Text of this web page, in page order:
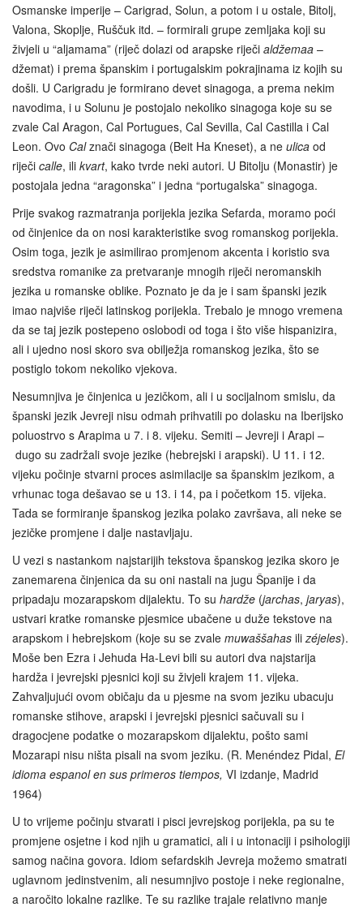
Osmanske imperije – Carigrad, Solun, a potom i u ostale, Bitolj,
Valona, Skoplje, Ruščuk itd. – formirali grupe zemljaka koji su
živjeli u “aljamama” (riječ dolazi od arapske riječi aldžemaa –
džemat) i prema španskim i portugalskim pokrajinama iz kojih su
došli. U Carigradu je formirano devet sinagoga, a prema nekim
navodima, i u Solunu je postojalo nekoliko sinagoga koje su se
zvale Cal Aragon, Cal Portugues, Cal Sevilla, Cal Castilla i Cal
Leon. Ovo Calznači sinagoga (Beit Ha Kneset), a ne ulica od
riječi calle, ili kvart, kako tvrde neki autori. U Bitolju (Monastir) je
postojala jedna “aragonska” i jedna “portugalska” sinagoga.
Prije svakog razmatranja porijekla jezika Sefarda, moramo poći
od činjenice da on nosi karakteristike svog romanskog porijekla.
Osim toga, jezik je asimilirao promjenom akcenta i koristio sva
sredstva romanike za pretvaranje mnogih riječi neromanskih
jezika u romanske oblike. Poznato je da je i sam španski jezik
imao najviše riječi latinskog porijekla. Trebalo je mnogo vremena
da se taj jezik postepeno oslobodi od toga i što više hispanizira,
ali i ujedno nosi skoro sva obilježja romanskog jezika, što se
postiglo tokom nekoliko vjekova.
Nesumnjiva je činjenica u jezičkom, ali i u socijalnom smislu, da
španski jezik Jevreji nisu odmah prihvatili po dolasku na Iberijsko
poluostrvo s Arapima u 7. i 8. vijeku. Semiti – Jevreji i Arapi –
dugo su zadržali svoje jezike (hebrejski i arapski). U 11. i 12.
vijeku počinje stvarni proces asimilacije sa španskim jezikom, a
vrhunac toga dešavao se u 13. i 14, pa i početkom 15. vijeka.
Tada se formiranje španskog jezika polako završava, ali neke se
jezičke promjene i dalje nastavljaju.
U vezi s nastankom najstarijih tekstova španskog jezika skoro je
zanemarena činjenica da su oni nastali na jugu Španije i da
pripadaju mozarapskom dijalektu. To su hardže (jarchas, jaryas),
ustvari kratke romanske pjesmice ubačene u duže tekstove na
arapskom i hebrejskom (koje su se zvale muwaššahas ili zéjeles).
Moše ben Ezra i Jehuda Ha-Levi bili su autori dva najstarija
hardža i jevrejski pjesnici koji su živjeli krajem 11. vijeka.
Zahvaljujući ovom običaju da u pjesme na svom jeziku ubacuju
romanske stihove, arapski i jevrejski pjesnici sačuvali su i
dragocjene podatke o mozarapskom dijalektu, pošto sami
Mozarapi nisu ništa pisali na svom jeziku. (R. Menéndez Pidal, El
idioma espanol en sus primeros tiempos, VI izdanje, Madrid
1964)
U to vrijeme počinju stvarati i pisci jevrejskog porijekla, pa su te
promjene osjetne i kod njih u gramatici, ali i u intonaciji i psihologiji
samog načina govora. Idiom sefardskih Jevreja možemo smatrati
uglavnom jedinstvenim, ali nesumnjivo postoje i neke regionalne,
a naročito lokalne razlike. Te su razlike trajale relativno manje